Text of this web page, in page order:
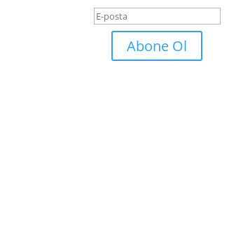
Abone Ol